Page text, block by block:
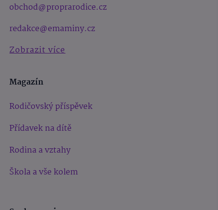
obchod@proprarodice.cz
redakce@emaminy.cz
Zobrazit více
Magazín
Rodičovský příspěvek
Přídavek na dítě
Rodina a vztahy
Škola a vše kolem